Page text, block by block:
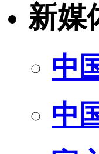
新媒
中
中